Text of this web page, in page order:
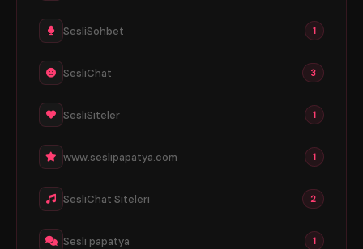
SesliSohbet 1
SesliChat 3
SesliSiteler 1
www.seslipapatya.com 1
SesliChat Siteleri 2
Sesli papatya 1